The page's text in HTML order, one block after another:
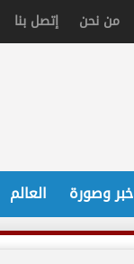
من نحن إتصل بنا
خبر وصورة العالم